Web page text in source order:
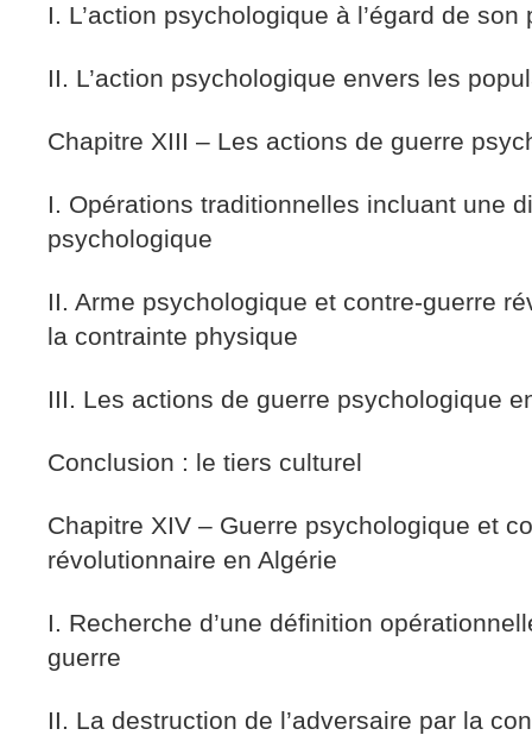
I. L’action psychologique à l’égard de son
II. L’action psychologique envers les
Chapitre XIII – Les actions de guerre
I. Opérations traditionnelles incluant une
psychologique
II. Arme psychologique et contre-guerre
la contrainte physique
III. Les actions de guerre psychologique
Conclusion : le tiers culturel
Chapitre XIV – Guerre psychologique et
révolutionnaire en Algérie
I. Recherche d’une définition
guerre
II. La destruction de l’adversaire par la